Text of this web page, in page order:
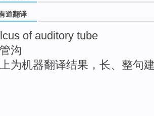
道翻译
of auditory tube
沟
为机器翻译结果，长、整句